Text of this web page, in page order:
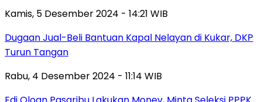
Kamis, 5 Desember 2024 - 14:21 WIB
Dugaan Jual-Beli Bantuan Kapal Nelayan di Kukar, DKP
Turun Tangan
Rabu, 4 Desember 2024 - 11:14 WIB